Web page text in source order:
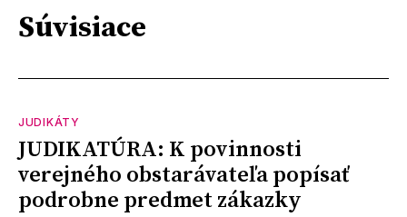
Súvisiace
JUDIKÁTY
JUDIKATÚRA: K povinnosti
verejného obstarávateľa popísať
podrobne predmet zákazky